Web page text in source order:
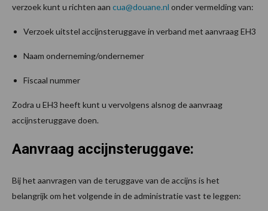
verzoek kunt u richten aan cua@douane.nl onder vermelding van:
Verzoek uitstel accijnsteruggave in verband met aanvraag EH3
Naam onderneming/ondernemer
Fiscaal nummer
Zodra u EH3 heeft kunt u vervolgens alsnog de aanvraag
accijnsteruggave doen.
Aanvraag accijnsteruggave:
Bij het aanvragen van de teruggave van de accijns is het
belangrijk om het volgende in de administratie vast te leggen: